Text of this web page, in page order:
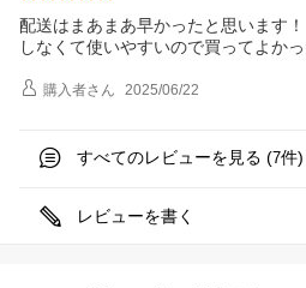
配送はまあまあ早かったと思います
しなくて使いやすいので買ってよかっ
購入者さん 2025/06/22
すべてのレビューを見る (7件)
レビューを書く